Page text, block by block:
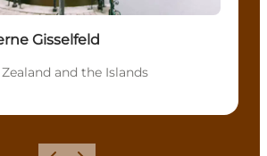
Gisselfeld
and the Islands